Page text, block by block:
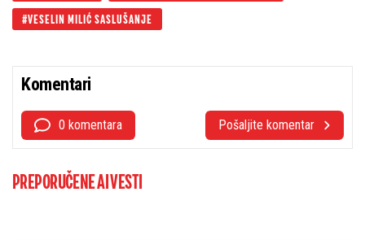
VESELIN MILIĆ SASLUŠANJE
Komentari
0 komentara Pošaljite komentar
PREPORUČENE AI VESTI